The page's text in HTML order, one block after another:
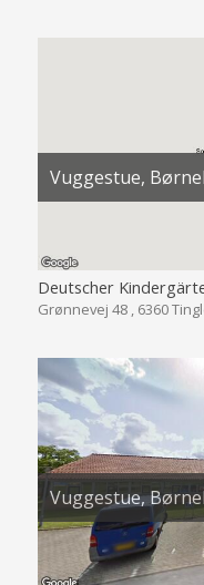
Vuggestue,
Deutscher
Grønnevej 48 , 6360
Vuggestue,